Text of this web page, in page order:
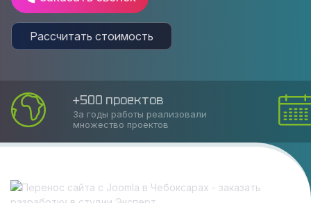
Рассчитать стоимость
Соблюдаем сроки
Накопленный опыт позволяет оказать
услугу в срок